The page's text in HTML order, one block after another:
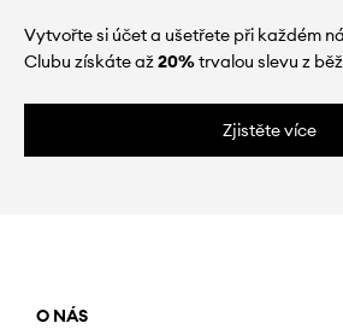
Vytvořte si účet a ušetřete při každém
Clubu získáte až20%trvalou slevu z
Zjistěte více
O NÁS